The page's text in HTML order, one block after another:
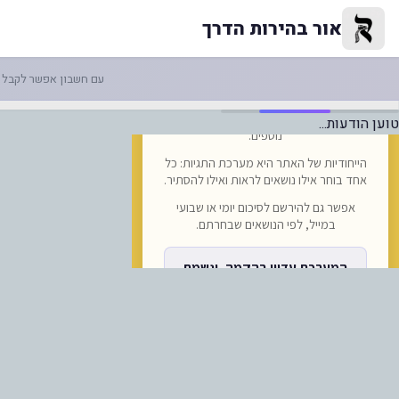
|-פרסום ראשון כאן! טיסות
אור בהירות הדרך
עם חשבון אפשר לקבל
טוען הודעות...